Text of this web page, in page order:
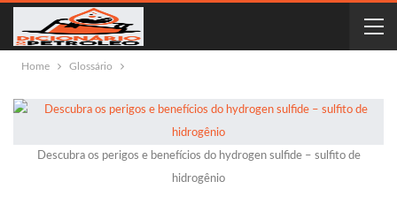
Home Glossário
Descubra os perigos e benefícios do hydrogen sulfide – sulfito de
hidrogênio